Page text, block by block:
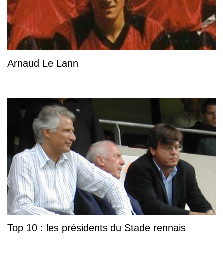
Arnaud Le Lann
Top 10 : les présidents du Stade rennais